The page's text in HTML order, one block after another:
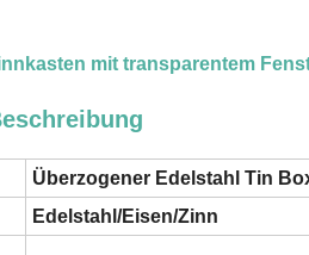
mit transparentem
Überzogener Edelstahl Tin
Edelstahl/Eisen/Zinn